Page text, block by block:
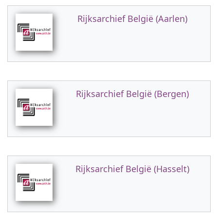
Rijksarchief België (Aarlen)
Rijksarchief België (Bergen)
Rijksarchief België (Hasselt)